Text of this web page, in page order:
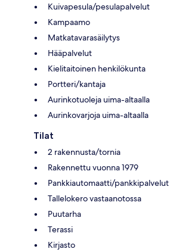
Kuivapesula/pesulapalvelut
Kampaamo
Matkatavarasäilytys
Hääpalvelut
Kielitaitoinen henkilökunta
Portteri/kantaja
Aurinkotuoleja uima-altaalla
Aurinkovarjoja uima-altaalla
Tilat
2 rakennusta/tornia
Rakennettu vuonna 1979
Pankkiautomaatti/pankkipalvelut
Tallelokero vastaanotossa
Puutarha
Terassi
Kirjasto